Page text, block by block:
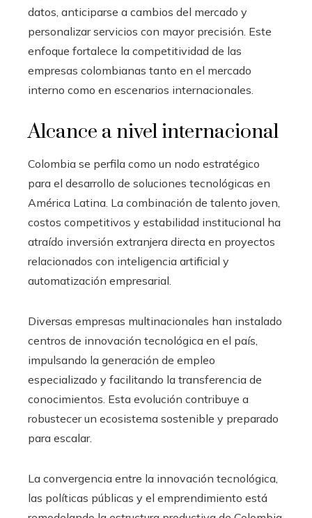
datos, anticiparse a cambios del mercado y
personalizar servicios con mayor precisión. Este
enfoque fortalece la competitividad de las
empresas colombianas tanto en el mercado
interno como en escenarios internacionales.
Alcance a nivel internacional
Colombia se perfila como un nodo estratégico
para el desarrollo de soluciones tecnológicas en
América Latina. La combinación de talento joven,
costos competitivos y estabilidad institucional ha
atraído inversión extranjera directa en proyectos
relacionados con inteligencia artificial y
automatización empresarial.
Diversas empresas multinacionales han instalado
centros de innovación tecnológica en el país,
impulsando la generación de empleo
especializado y facilitando la transferencia de
conocimientos. Esta evolución contribuye a
robustecer un ecosistema sostenible y preparado
para escalar.
La convergencia entre la innovación tecnológica,
las políticas públicas y el emprendimiento está